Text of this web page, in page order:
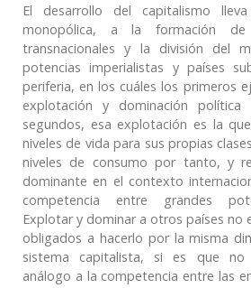
El desarrollo del capitalismo
monopólica, a la formación de
transnacionales y la división del
potencias imperialistas y países
periferia, en los cuáles los primeros
explotación y dominación
segundos, esa explotación es la
niveles de vida para sus propias
niveles de consumo por tanto, y
dominante en el contexto
competencia entre grandes
Explotar y dominar a otros países no
obligados a hacerlo por la misma
sistema capitalista, si es que no
análogo a la competencia entre las